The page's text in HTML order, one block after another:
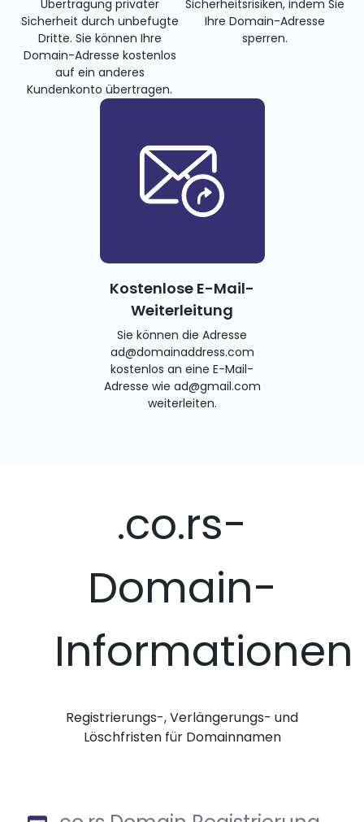
Übertragung privater
Sicherheit durch unbefugte
Dritte. Sie können Ihre
Domain-Adresse kostenlos
auf ein anderes
Kundenkonto übertragen.
Sicherheitsrisiken, indem Sie
Ihre Domain-Adresse
sperren.
Kostenlose E-Mail-
Weiterleitung
Sie können die Adresse
ad@domainaddress.com
kostenlos an eine E-Mail-
Adresse wie ad@gmail.com
weiterleiten.
.co.rs-
Domain-
Informationen
Registrierungs-, Verlängerungs- und
Löschfristen für Domainnamen